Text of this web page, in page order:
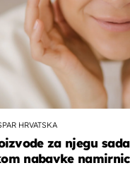
HRVATSKA
za njegu
nabavke